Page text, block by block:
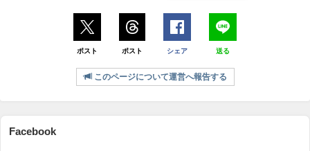
ポスト ポスト シェア 送る
このページについて運営へ報告する
Facebook